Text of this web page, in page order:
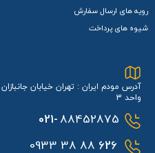
رویه های ارسال سفارش
شیوه های پرداخت
آدرس مودم ایران : تهران خیابان
واحد 3
021-88452875
626
88 38 0933